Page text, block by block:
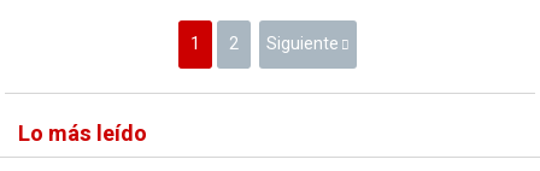
1 2 Siguiente
Lo más leído